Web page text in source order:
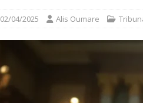
02/04/2025 Alis Oumare